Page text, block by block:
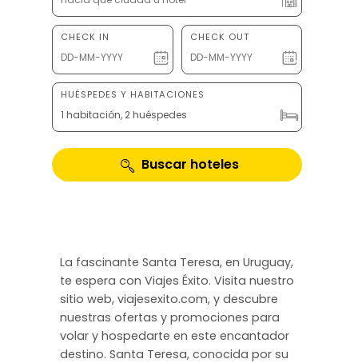
CHECK IN CHECK OUT
HUÉSPEDES Y HABITACIONES
1 habitación, 2 huéspedes
Buscar hoteles
La fascinante Santa Teresa, en Uruguay,
te espera con Viajes Éxito. Visita nuestro
sitio web, viajesexito.com, y descubre
nuestras ofertas y promociones para
volar y hospedarte en este encantador
destino. Santa Teresa, conocida por su